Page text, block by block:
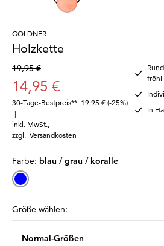
GOLDNER
Holzkette
19,95 €
14,95 €
30-Tage-Bestpreis**: 19,95 € (-25%)
|
inkl. MwSt.
zzgl. Versandkosten
In
Farbe: blau / grau / koralle
Größe wählen:
Normal-Größen